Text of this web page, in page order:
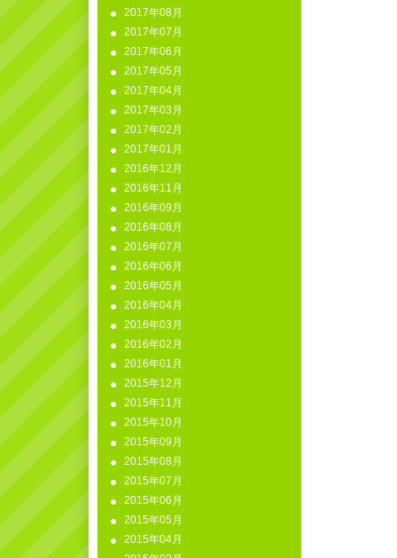
2017年08月
2017年07月
2017年06月
2017年05月
2017年04月
2017年03月
2017年02月
2017年01月
2016年12月
2016年11月
2016年09月
2016年08月
2016年07月
2016年06月
2016年05月
2016年04月
2016年03月
2016年02月
2016年01月
2015年12月
2015年11月
2015年10月
2015年09月
2015年08月
2015年07月
2015年06月
2015年05月
2015年04月